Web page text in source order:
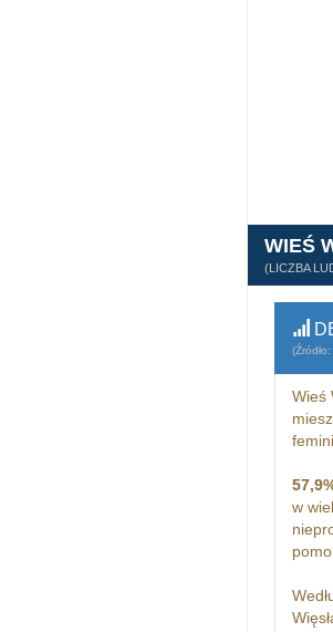
WIEŚ
(LICZBA
Wieś
w